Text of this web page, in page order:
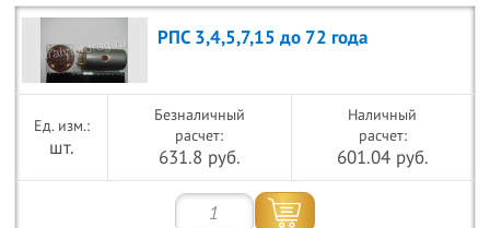
РПС 3,4,5,7,15 до 72 года
шт.
Безналичный
расчет:
631.8 руб.
Наличный
расчет:
601.04 руб.